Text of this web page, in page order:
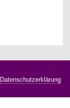
Datenschutzerklärung